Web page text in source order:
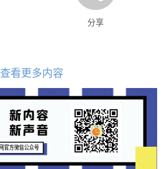
分享
查看更多内容